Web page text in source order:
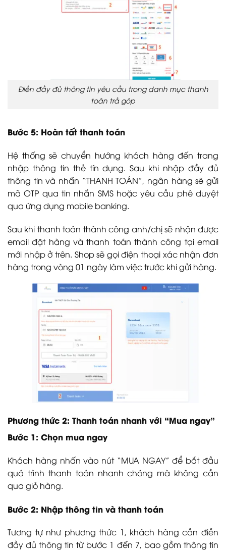
Điền đầy đủ thông tin yêu cầu trong danh mục thanh
toán trả góp
Bước 5: Hoàn tất thanh toán
Hệ thống sẽ chuyển hướng khách hàng đến trang
nhập thông tin thẻ tín dụng. Sau khi nhập đầy đủ
thông tin và nhấn “THANH TOÁN”, ngân hàng sẽ gửi
mã OTP qua tin nhắn SMS hoặc yêu cầu phê duyệt
qua ứng dụng mobile banking.
Sau khi thanh toán thành công anh/chị sẽ nhận được
email đặt hàng và thanh toán thành công tại email
mới nhập ở trên. Shop sẽ gọi điện thoại xác nhận đơn
hàng trong vòng 01 ngày làm việc trước khi gửi hàng.
Phương thức 2: Thanh toán nhanh với “Mua ngay”
Bước 1: Chọn mua ngay
Khách hàng nhấn vào nút “MUA NGAY” để bắt đầu
quá trình thanh toán nhanh chóng mà không cần
qua giỏ hàng.
Bước 2: Nhập thông tin và thanh toán
Tương tự như phương thức 1, khách hàng cần điền
đầy đủ thông tin từ bước 1 đến 7, bao gồm thông tin